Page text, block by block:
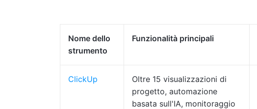
Nome dello
strumento
Funzionalità principali
ClickUp
Oltre 15 visualizzazioni di
progetto, automazione
basata sull'IA, monitoraggio